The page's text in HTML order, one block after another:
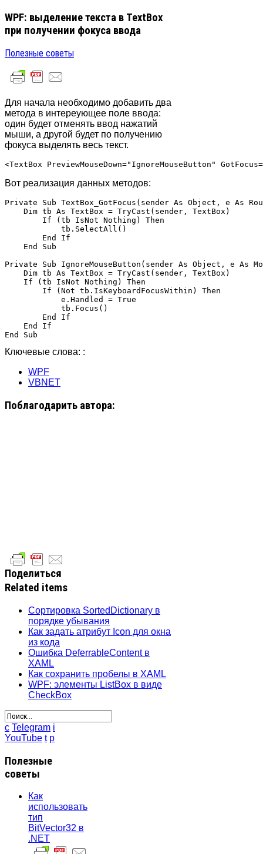
WPF: выделение текста в TextBox
при получении фокуса ввода
Полезные советы
Для начала необходимо добавить два
метода в интереующее поле ввода:
один будет отменять ввод нажатий
мыши, а другой будет по получению
фокуса выделять весь текст.
<TextBox PreviewMouseDown="IgnoreMouseButton"
Вот реализация данных методов:
Private Sub TextBox_GotFocus(sender As Object, e As
    Dim tb As TextBox = TryCast(sender, TextBox)
        If (tb IsNot Nothing) Then
            tb.SelectAll()
        End If
    End Sub
Private Sub IgnoreMouseButton(sender As Object, e As
    Dim tb As TextBox = TryCast(sender, TextBox)
    If (tb IsNot Nothing) Then
        If (Not tb.IsKeyboardFocusWithin) Then
            e.Handled = True
            tb.Focus()
        End If
    End If
Ключевые слова: :
WPF
VBNET
Поблагодарить автора:
Поделиться
Related items
Сортировка SortedDictionary в
порядке убывания
Как задать атрибут Icon для окна
из кода
Ошибка DeferrableContent в
XAML
Как сохранить пробелы в XAML
WPF: элементы ListBox в виде
CheckBox
c Telegram i
YouTube t p
Полезные
советы
Как
использовать
тип
BitVector32 в
.NET